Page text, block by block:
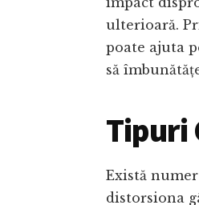
ulterioară.
poate ajuta
să
Tipuri
Există
distorsiona